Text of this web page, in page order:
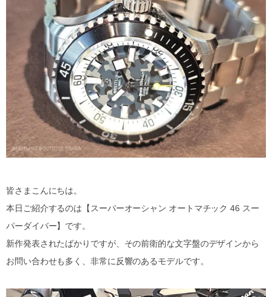
皆さまこんにちは。
本日ご紹介するのは【スーパーオーシャン オートマチック 46 スー
パーダイバー】です。
新作発表されたばかりですが、その前衛的な文字盤のデザインから
お問い合わせも多く、非常に反響のあるモデルです。